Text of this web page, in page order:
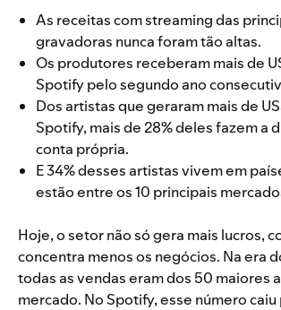
As receitas com streaming das
gravadoras nunca foram tão altas.
Os produtores receberam mais de
Spotify pelo segundo ano
Dos artistas que geraram mais de
Spotify, mais de 28% deles fazem a
conta própria.
E 34% desses artistas vivem em
estão entre os 10 principais
Hoje, o setor não só gera mais lucros,
concentra menos os negócios. Na era
todas as vendas eram dos 50 maiores
mercado. No Spotify, esse número